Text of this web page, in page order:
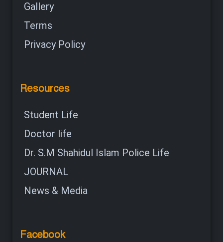
Gallery
Terms
Privacy Policy
Resources
Student Life
Doctor life
Dr. S.M Shahidul Islam Police Life
JOURNAL
News & Media
Facebook